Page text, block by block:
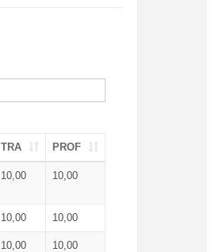
TRA PROF
10,00 10,00
10,00 10,00
10,00 10,00